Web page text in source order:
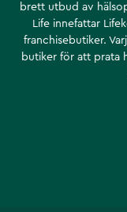
brett utbud av
Life innefattar
franchisebutiker.
butiker för att prata